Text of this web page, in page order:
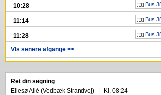
10:28 Bus
11:14 Bus
11:28 Bus
Vis senere afgange >>
Ret din søgning
Ellesø Allé (Vedbæk Strandvej)
Kl. 08:24